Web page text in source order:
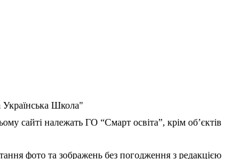
Українська Школа"
сайті належать ГО “Смарт освіта”, крім об’єктів
фото та зображень без погодження з редакцією